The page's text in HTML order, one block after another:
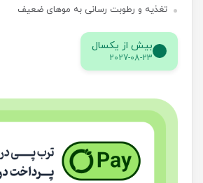
تغذیه و رطوبت رسانی به موهای ضعیف
بیش از یکسال
2027-08-23